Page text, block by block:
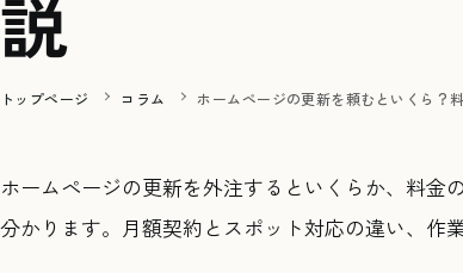
説
トップページ コラム ホームページの更新を頼むといくら？
ホームページの更新を外注するといくらか、料
分かります。月額契約とスポット対応の違い、作